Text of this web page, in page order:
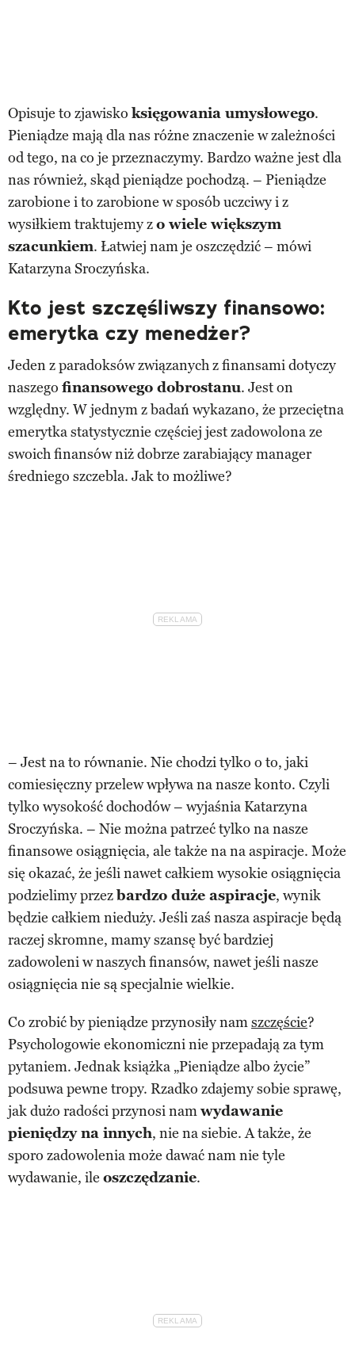
Opisuje to zjawisko księgowania umysłowego.
Pieniądze mają dla nas różne znaczenie w zależności
od tego, na co je przeznaczymy. Bardzo ważne jest dla
nas również, skąd pieniądze pochodzą. – Pieniądze
zarobione i to zarobione w sposób uczciwy i z
wysiłkiem traktujemy zo wiele większym
szacunkiem. Łatwiej nam je oszczędzić – mówi
Katarzyna Sroczyńska.
Kto jest szczęśliwszy finansowo:
emerytka czy menedżer?
Jeden z paradoksów związanych z finansami dotyczy
naszego finansowego dobrostanu. Jest on
względny. W jednym z badań wykazano, że przeciętna
emerytka statystycznie częściej jest zadowolona ze
swoich finansów niż dobrze zarabiający manager
średniego szczebla. Jak to możliwe?
– Jest na to równanie. Nie chodzi tylko o to, jaki
comiesięczny przelew wpływa na nasze konto. Czyli
tylko wysokość dochodów – wyjaśnia Katarzyna
Sroczyńska. – Nie można patrzeć tylko na nasze
finansowe osiągnięcia, ale także na na aspiracje. Może
się okazać, że jeśli nawet całkiem wysokie osiągnięcia
podzielimy przezbardzo duże aspiracje, wynik
będzie całkiem nieduży. Jeśli zaś nasza aspiracje będą
raczej skromne, mamy szansę być bardziej
zadowoleni w naszych finansów, nawet jeśli nasze
osiągnięcia nie są specjalnie wielkie.
Co zrobić by pieniądze przynosiły namszczęście?
Psychologowie ekonomiczni nie przepadają za tym
pytaniem. Jednak książka „Pieniądze albo życie”
podsuwa pewne tropy. Rzadko zdajemy sobie sprawę,
jak dużo radości przynosi namwydawanie
pieniędzy na innych, nie na siebie. A także, że
sporo zadowolenia może dawać nam nie tyle
wydawanie, ile oszczędzanie.